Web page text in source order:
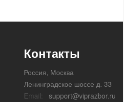
Контакты
Россия, Москва
Ленинградское шоссе д. 33
Email:
support@viprazbor.ru